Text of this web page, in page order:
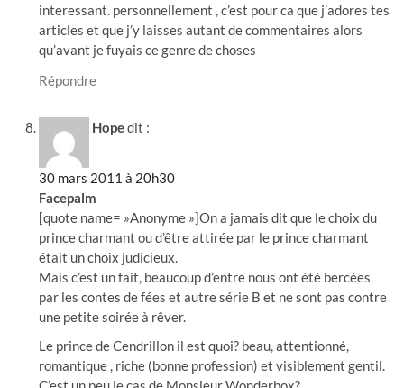
interessant. personnellement , c’est pour ca que j’adores tes
articles et que j’y laisses autant de commentaires alors
qu’avant je fuyais ce genre de choses
Répondre
Hopedit :
30 mars 2011 à 20h30
Facepalm
[quote name= »Anonyme »]On a jamais dit que le choix du
prince charmant ou d’être attirée par le prince charmant
était un choix judicieux.
Mais c’est un fait, beaucoup d’entre nous ont été bercées
par les contes de fées et autre série B et ne sont pas contre
une petite soirée à rêver.
Le prince de Cendrillon il est quoi? beau, attentionné,
romantique , riche (bonne profession) et visiblement gentil.